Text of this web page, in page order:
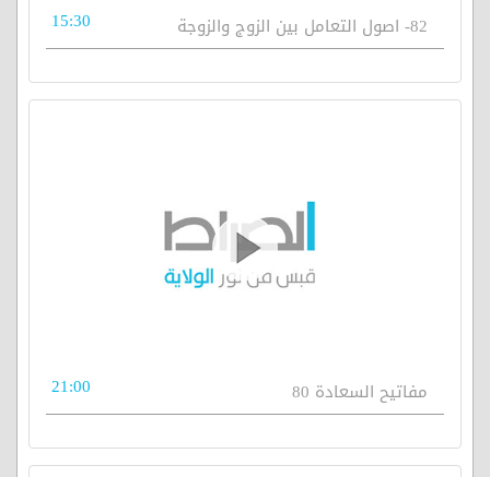
82- اصول التعامل بين الزوج والزوجة 15:30
مفاتيح السعادة 80 21:00